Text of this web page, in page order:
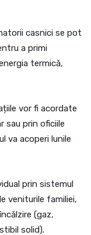
casnici se pot
a primi
termică,
vor fi acordate
sau prin oficiile
va acoperi lunile
prin sistemul
veniturile familiei,
(gaz,
solid).